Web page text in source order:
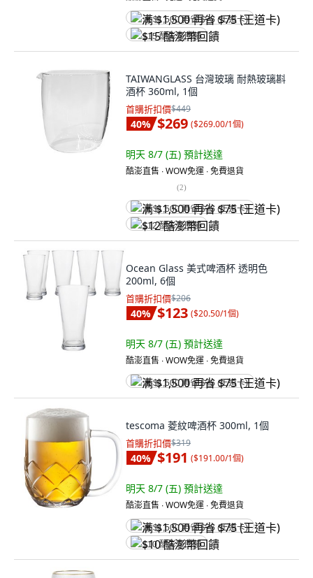
满 $1,500 再省 $75 (王道卡)
$15 酷澎幣回饋
TAIWANGLASS 台灣玻璃 耐熱玻璃斟
酒杯 360ml, 1個
首購折扣價$449
40% $269 ($269.00/1個)
明天 8/7 (五) 預計送達
酷澎直售 ∙ WOW免運 ∙ 免費退貨
(2)
满 $1,500 再省 $75 (王道卡)
$12 酷澎幣回饋
Ocean Glass 美式啤酒杯 透明色
200ml, 6個
首購折扣價$206
40% $123 ($20.50/1個)
明天 8/7 (五) 預計送達
酷澎直售 ∙ WOW免運 ∙ 免費退貨
满 $1,500 再省 $75 (王道卡)
tescoma 菱紋啤酒杯 300ml, 1個
首購折扣價$319
40% $191 ($191.00/1個)
明天 8/7 (五) 預計送達
酷澎直售 ∙ WOW免運 ∙ 免費退貨
满 $1,500 再省 $75 (王道卡)
$10 酷澎幣回饋